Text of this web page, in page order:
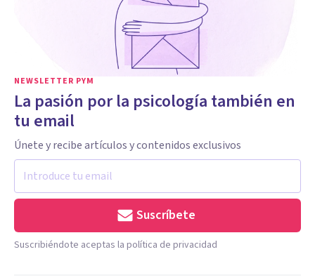
NEWSLETTER PYM
La pasión por la psicología también en
tu email
Únete y recibe artículos y contenidos exclusivos
Suscríbete
Suscribiéndote aceptas la política de privacidad